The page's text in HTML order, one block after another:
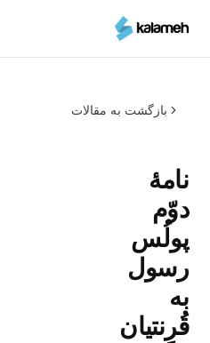
محتوای
بازگشت به مقالات
نامۀ
دوّم
پولُس
رسول
به
قُرِنتیان